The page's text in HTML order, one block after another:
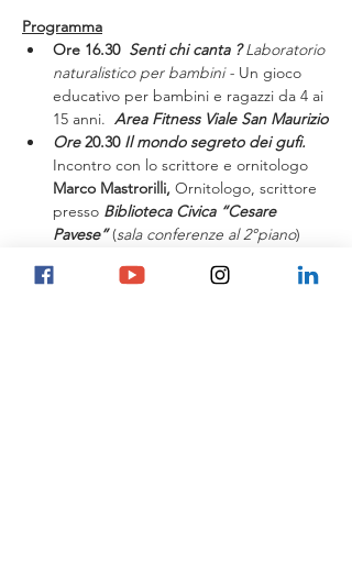
Programma
Ore 16.30 Senti chi canta ? Laboratorio
naturalistico per bambini - Un gioco
educativo per bambini e ragazzi da 4 ai
15 anni. Area Fitness Viale San Maurizio
Ore 20.30 Il mondo segreto dei gufi.
Incontro con lo scrittore e ornitologo
Marco Mastrorilli, Ornitologo, scrittore
presso Biblioteca Civica “Cesare
Pavese” (sala conferenze al 2°piano)
Confraternita)